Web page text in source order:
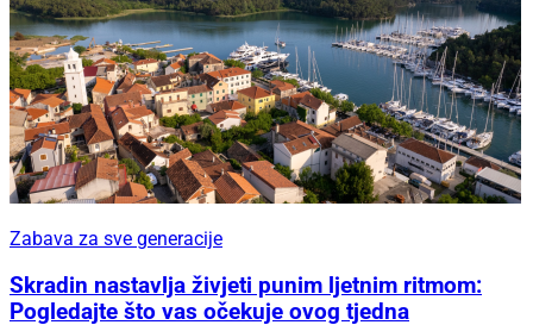
Zabava za sve generacije
Skradin nastavlja živjeti punim ljetnim ritmom:
Pogledajte što vas očekuje ovog tjedna